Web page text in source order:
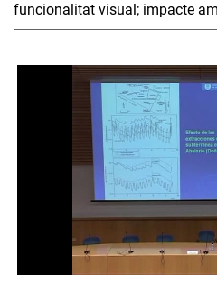
funcionalitat visual; impacte